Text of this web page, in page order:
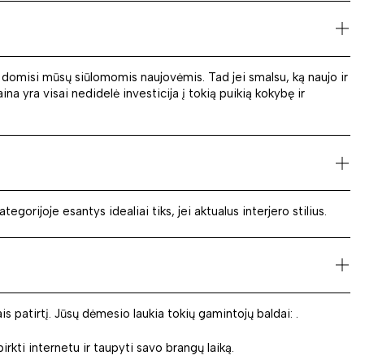
mūsų siūlomomis naujovėmis. Tad jei smalsu, ką naujo ir
yra visai nedidelė investicija į tokią puikią kokybę ir
esantys idealiai tiks, jei aktualus interjero stilius.
patirtį. Jūsų dėmesio laukia tokių gamintojų baldai: .
internetu ir taupyti savo brangų laiką.